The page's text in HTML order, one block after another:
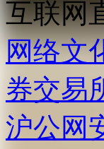
互联网
网络文
券交易
沪公网